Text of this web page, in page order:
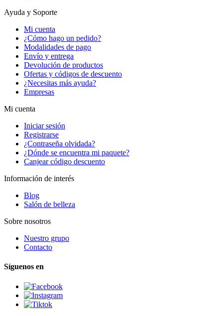
Ayuda y Soporte
Mi cuenta
¿Cómo hago un pedido?
Modalidades de pago
Envío y entrega
Devolución de productos
Ofertas y códigos de descuento
¿Necesitas más ayuda?
Empresas
Mi cuenta
Iniciar sesión
Registrarse
¿Contraseña olvidada?
¿Dónde se encuentra mi paquete?
Canjear código descuento
Información de interés
Blog
Salón de belleza
Sobre nosotros
Nuestro grupo
Contacto
Síguenos en